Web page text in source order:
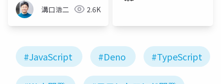
溝口浩二 2.6K
#JavaScript #Deno #TypeScript